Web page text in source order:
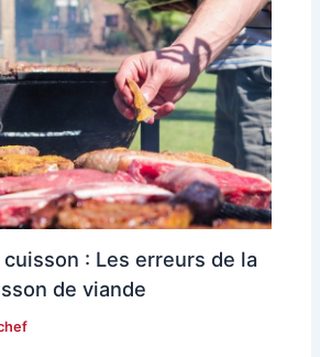
: Les erreurs de la
de viande